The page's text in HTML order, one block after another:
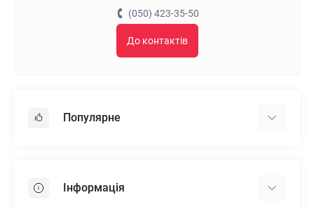
(050) 423-35-50
До контактів
Популярне
Пінопласт
Інформація